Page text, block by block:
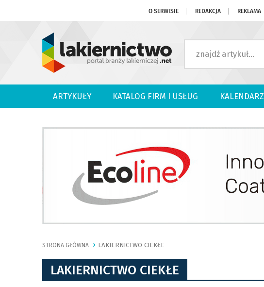
O SERWISIE REDAKCJA REKLAMA
ARTYKUŁY KATALOG FIRM I USŁUG KALENDARZ
STRONA GŁÓWNA LAKIERNICTWO CIEKŁE
LAKIERNICTWO CIEKŁE